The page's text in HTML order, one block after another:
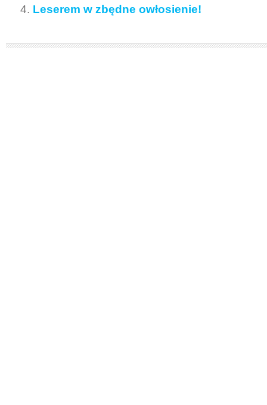
Leserem w zbędne owłosienie!